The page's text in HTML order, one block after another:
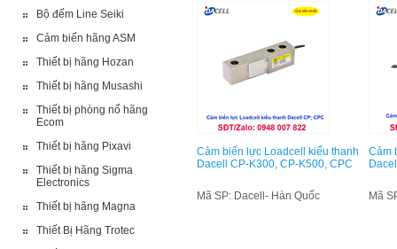
Bộ đếm Line Seiki
Cảm biến hãng ASM
Thiết bị hãng Hozan
Thiết bị hãng Musashi
Thiết bị phòng nổ hãng
Ecom
Thiết bị hãng Pixavi
Thiết bị hãng Sigma
Electronics
Thiết bị hãng Magna
Thiết Bị Hãng Trotec
Cảm biến lực Loadcell kiểu thanh
Dacell CP-K300, CP-K500, CPC
Mã SP: Dacell- Hàn Quốc
Cảm
Mã